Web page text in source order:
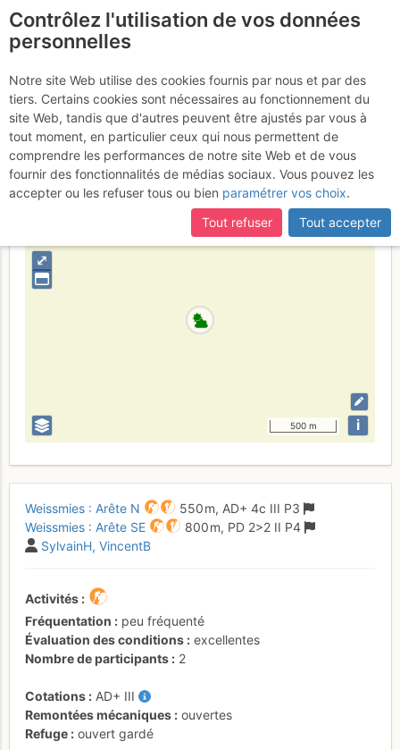
certaines pages ne sont plus accessibles, manquantes ou
incomplètes, déconnectez-vous puis reconnectez-vous à votre
compte sur le site.
Weissmies : Arête N
Dimanche 16 juillet 2017
Suisse Valais Valais E - Alpes Pennines E
⤢
500 m i
Weissmies : Arête N 550 m, AD+ 4c III P3
Weissmies : Arête SE
800 m, PD 2>2 II P4
SylvainH VincentB
Activités
Fréquentation
peu fréquenté
Évaluation des conditions
excellentes
Nombre de participants
2
Cotations AD+ III
Remontées mécaniques
ouvertes
Refuge
ouvert gardé
Contrôlez l'utilisation de vos données
personnelles
Notre site Web utilise des cookies fournis par nous et par des
tiers. Certains cookies sont nécessaires au fonctionnement du
site Web, tandis que d'autres peuvent être ajustés par vous à
tout moment, en particulier ceux qui nous permettent de
comprendre les performances de notre site Web et de vous
fournir des fonctionnalités de médias sociaux. Vous pouvez les
accepter ou les refuser tous ou bien paramétrer vos choix.
Tout refuser
Tout accepter